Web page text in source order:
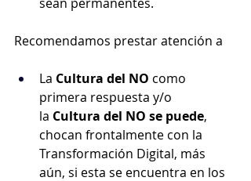
Recomendamos prestar atención a
La Cultura del NO como
primera respuesta y/o
la Cultura del NO se puede,
chocan frontalmente con la
Transformación Digital, más
aún, si esta se encuentra en los